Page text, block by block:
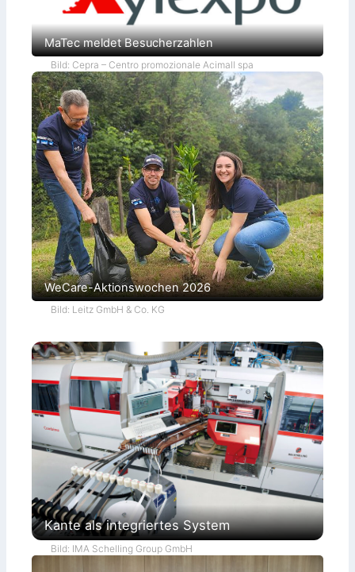
MaTec meldet Besucherzahlen
Bild: Cepra – Centro promozionale Acimall spa
WeCare-Aktionswochen 2026
Bild: Leitz GmbH & Co. KG
Kante als integriertes System
Bild: IMA Schelling Group GmbH